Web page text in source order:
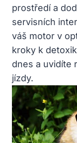
prostředí a
servisních
váš motor v
kroky k
dnes a uvidíte
jízdy.